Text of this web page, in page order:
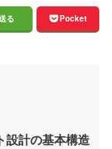
る Pocket
設計の基本構造